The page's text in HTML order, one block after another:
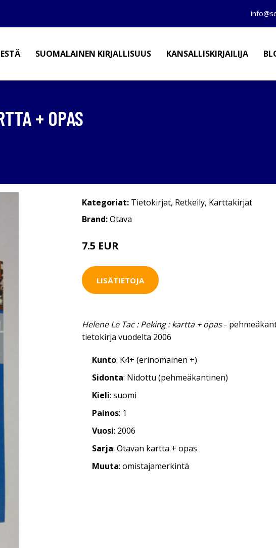
SUOMALAINEN KIRJALLISUUS KANSALLISKIRJAILIJA
+ OPAS
Kategoriat: Tietokirjat, Retkeily, Karttakirjat
Brand:Otava
7.5 EUR
LISÄTIETOJA
Helene Le Tac : Peking : kartta + opas-
tietokirja vuodelta 2006
Kunto: K4+ (erinomainen +)
Sidonta: Nidottu (pehmeäkantinen)
Kieli: suomi
Painos: 1
Vuosi: 2006
Sarja: Otavan kartta + opas
Muuta: omistajamerkintä